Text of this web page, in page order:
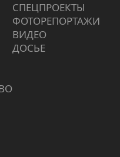
СПЕЦПРОЕКТЫ
ФОТОРЕПОРТАЖИ
ВИДЕО
ДОСЬЕ